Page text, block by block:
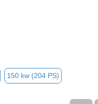
150 kw (204 PS)